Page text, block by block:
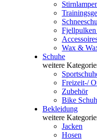
Wax &
Schuhe
weitere
Freizeit-/
Zubehör
Bike
Bekleidung
weitere
Jacken
Hosen